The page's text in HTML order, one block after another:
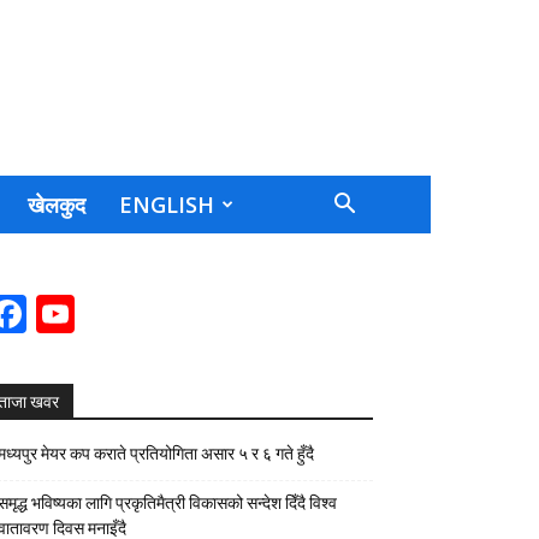
खेलकुद ENGLISH
Facebook
खवर
मेयर कप कराते प्रतियोगिता असार ५ र ६ गते हुँदै
भविष्यका लागि प्रकृतिमैत्री विकासको सन्देश दिँदै विश्व
दिवस मनाइँदै